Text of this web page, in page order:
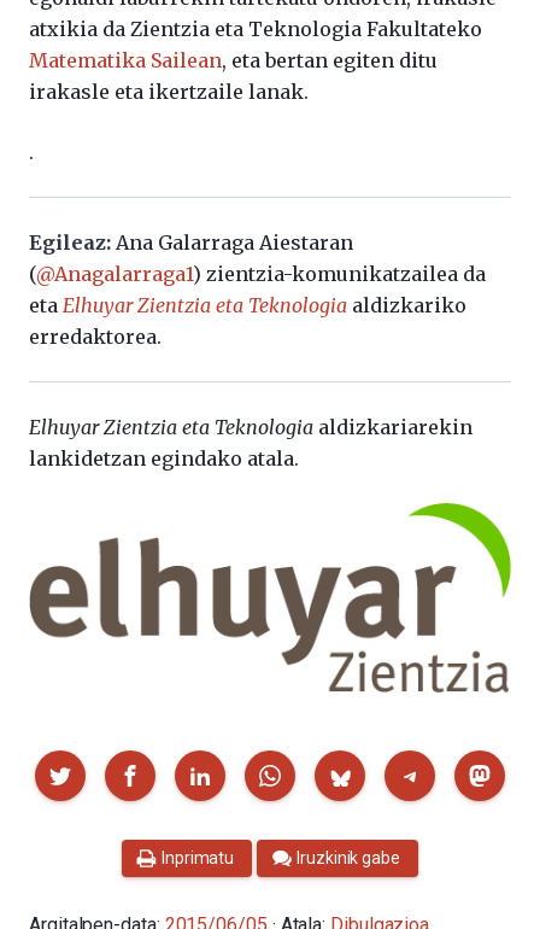
atxikia da Zientzia eta Teknologia Fakultateko
Matematika Sailean, eta bertan egiten ditu
irakasle eta ikertzaile lanak.
.
Egileaz: Ana Galarraga Aiestaran
(@Anagalarraga1) zientzia-komunikatzailea da
eta Elhuyar Zientzia eta Teknologia aldizkariko
erredaktorea.
Elhuyar Zientzia eta Teknologia aldizkariarekin
lankidetzan egindako atala.
Partekatu
Inprimatu Iruzkinik gabe